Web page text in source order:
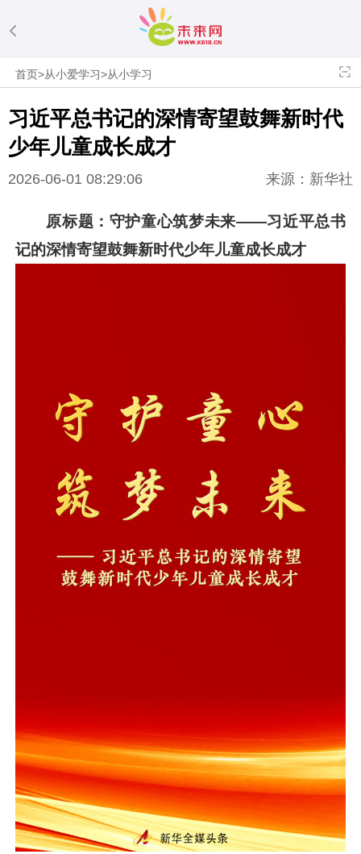
首页>从小爱学习>从小学习
习近平总书记的深情寄望鼓舞新时代
少年儿童成长成才
2026-06-01 08:29:06 来源：新华社
原标题：守护童心筑梦未来——习近平总书
记的深情寄望鼓舞新时代少年儿童成长成才